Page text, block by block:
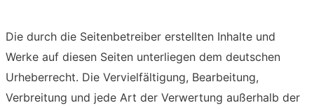
Die durch die Seitenbetreiber erstellten Inhalte und
Werke auf diesen Seiten unterliegen dem deutschen
Urheberrecht. Die Vervielfältigung, Bearbeitung,
Verbreitung und jede Art der Verwertung außerhalb der